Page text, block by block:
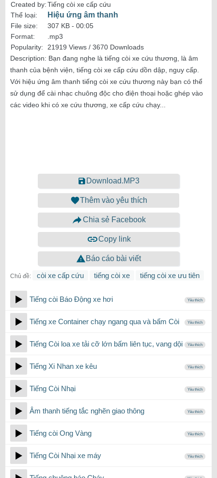
Created by:Tiếng còi xe cấp cứu
Thể loại:
Hiệu ứng âm thanh
File size: 307 KB - 00:05
Format:
.mp3
Popularity:
21919 Views / 3670 Downloads
Description: Bạn đang nghe là tiếng còi xe cứu thương, là âm
thanh của bệnh viện, tiếng còi xe cấp cứu dồn dập, nguy cấp.
Với hiệu ứng âm thanh tiếng còi xe cứu thương này bạn có thể
sử dụng để cài nhạc chuông độc cho điện thoại hoặc ghép vào
các video khi có xe cứu thương, xe cấp cứu chạy...
Download.MP3
Thêm vào yêu thích
Chia sẻ Facebook
Copy link
Báo cáo bài viết
Chủ đề: còi xe cấp cứu tiếng còi xe tiếng còi xe ưu tiên
Tiếng còi Báo Động xe hơi Yêu thích
Tiếng xe Container chạy ngang qua và bấm Còi Yêu thích
Tiếng Còi loa xe tải cỡ lớn bấm liên tục, vang dội Yêu thích
Tiếng Xi Nhan xe kêu Yêu thích
Tiếng Còi Nhại Yêu thích
Âm thanh tiếng tắc nghẽn giao thông Yêu thích
Tiếng còi Ong Vàng Yêu thích
Tiếng Còi Nhại xe máy Yêu thích